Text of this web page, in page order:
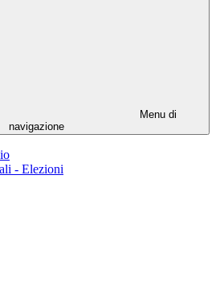
Menu di
navigazione
- Elezioni